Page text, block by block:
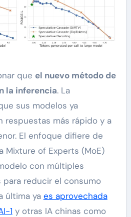
que el nuevo método de
la inferencia. La
sus modelos ya
respuestas más rápido y a
El enfoque difiere de
Mixture of Experts (MoE)
con múltiples
para reducir el consumo
última ya es aprovechada
1 y otras IA chinas como